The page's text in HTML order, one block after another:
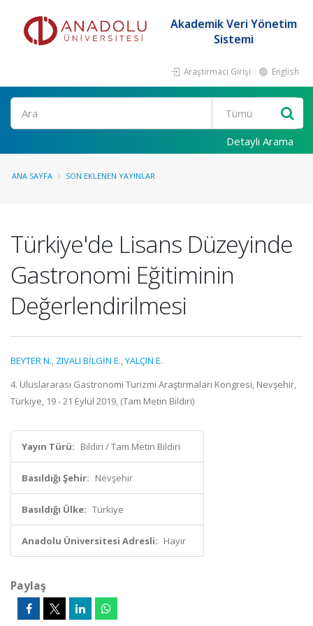
Akademik Veri Yönetim
Sistemi
Araştırmacı Girişi English
Ara
Detaylı Arama
ANA SAYFA SON EKLENEN YAYINLAR
Türkiye'de Lisans Düzeyinde
Gastronomi Eğitiminin
Değerlendirilmesi
BEYTER N., ZIVALI BİLGİN E.,YALÇIN E.
4. Uluslararası Gastronomi Turizmi Araştırmaları Kongresi, Nevşehir,
Türkiye, 19 - 21 Eylül 2019, (Tam Metin Bildiri)
Yayın Türü: Bildiri / Tam Metin Bildiri
Basıldığı Şehir: Nevşehir
Basıldığı Ülke: Türkiye
Anadolu Üniversitesi Adresli: Hayır
Paylaş